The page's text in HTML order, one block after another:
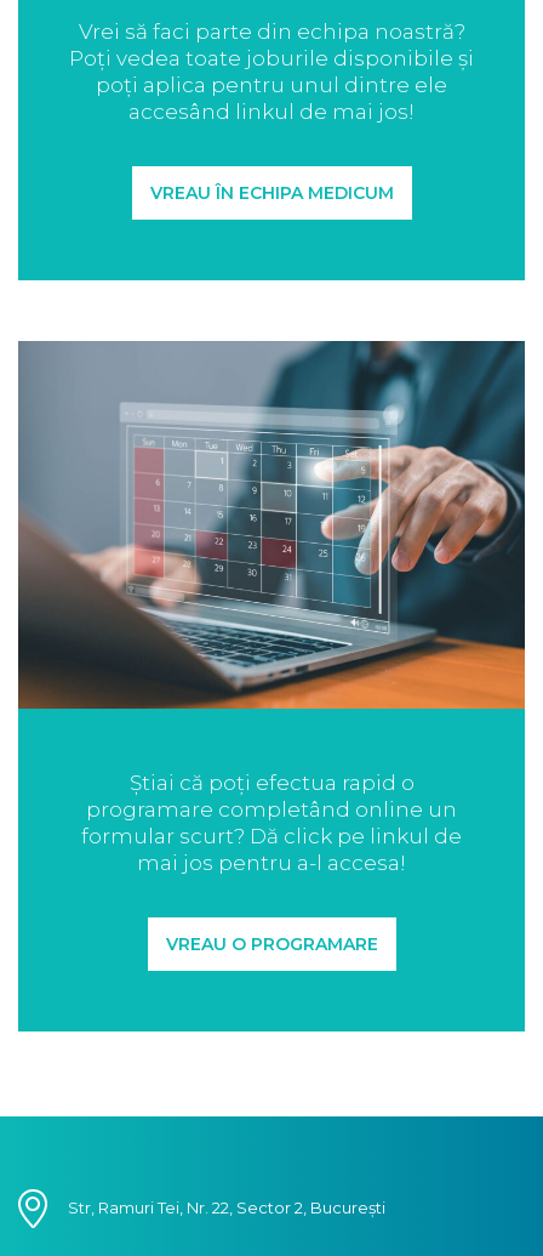
Vrei să faci parte din echipa noastră?
Poți vedea toate joburile disponibile și
poți aplica pentru unul dintre ele
accesând linkul de mai jos!
VREAU ÎN ECHIPA MEDICUM
Știai că poți efectua rapid o
programare completând online un
formular scurt? Dă click pe linkul de
mai jos pentru a-l accesa!
VREAU O PROGRAMARE
Str, Ramuri Tei, Nr. 22, Sector 2, București